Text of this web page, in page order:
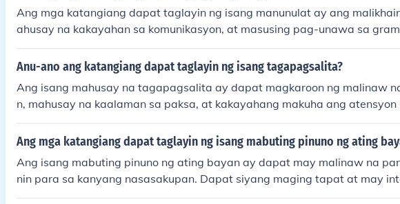
Ang mga katangiang dapat taglayin ng isang manunulat ay ang
ahusay na kakayahan sa komunikasyon, at masusing pag-unawa sa
ng wika. Kailangan din ng determinasyon at disiplina upang makumpleto
ga proyekto. Bukod dito, mahalaga ang pagiging mapanuri at may bukas
agang katangian upang maipahayag nang wasto ang damdamin at
tauhan sa kanilang mga akda.
Anu-ano ang katangiang dapat taglayin ng isang tagapagsalita?
Ang isang mahusay na tagapagsalita ay dapat magkaroon ng malinaw
n, mahusay na kaalaman sa paksa, at kakayahang makuha ang
gapakinig. Dapat din siyang maging kumpiyansa at may mahusay na
ang maiparating ang kanyang mensahe nang epektibo. Bukod dito,
damin.
Ang mga katangiang dapat taglayin ng isang mabuting pinuno ng ating
Ang isang mabuting pinuno ng ating bayan ay dapat may malinaw na
nin para sa kanyang nasasakupan. Dapat siyang maging tapat at may
gbibigay ng tiwala sa kanyang mga mamamayan. Mahalaga rin ang